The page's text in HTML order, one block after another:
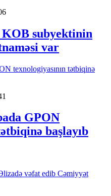
KOB subyektinin
var
GPON
başlayıb
Cəmiyyət